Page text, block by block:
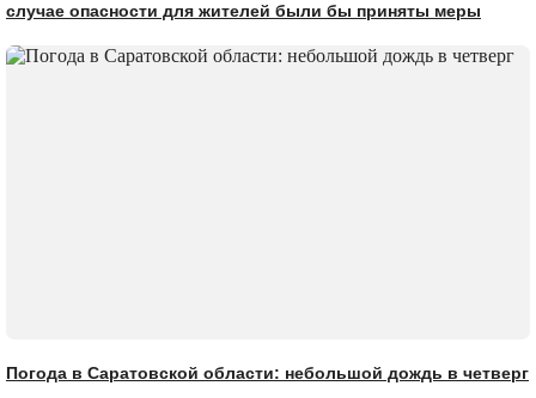
случае опасности для жителей были бы приняты меры
Погода в Саратовской области: небольшой дождь в четверг